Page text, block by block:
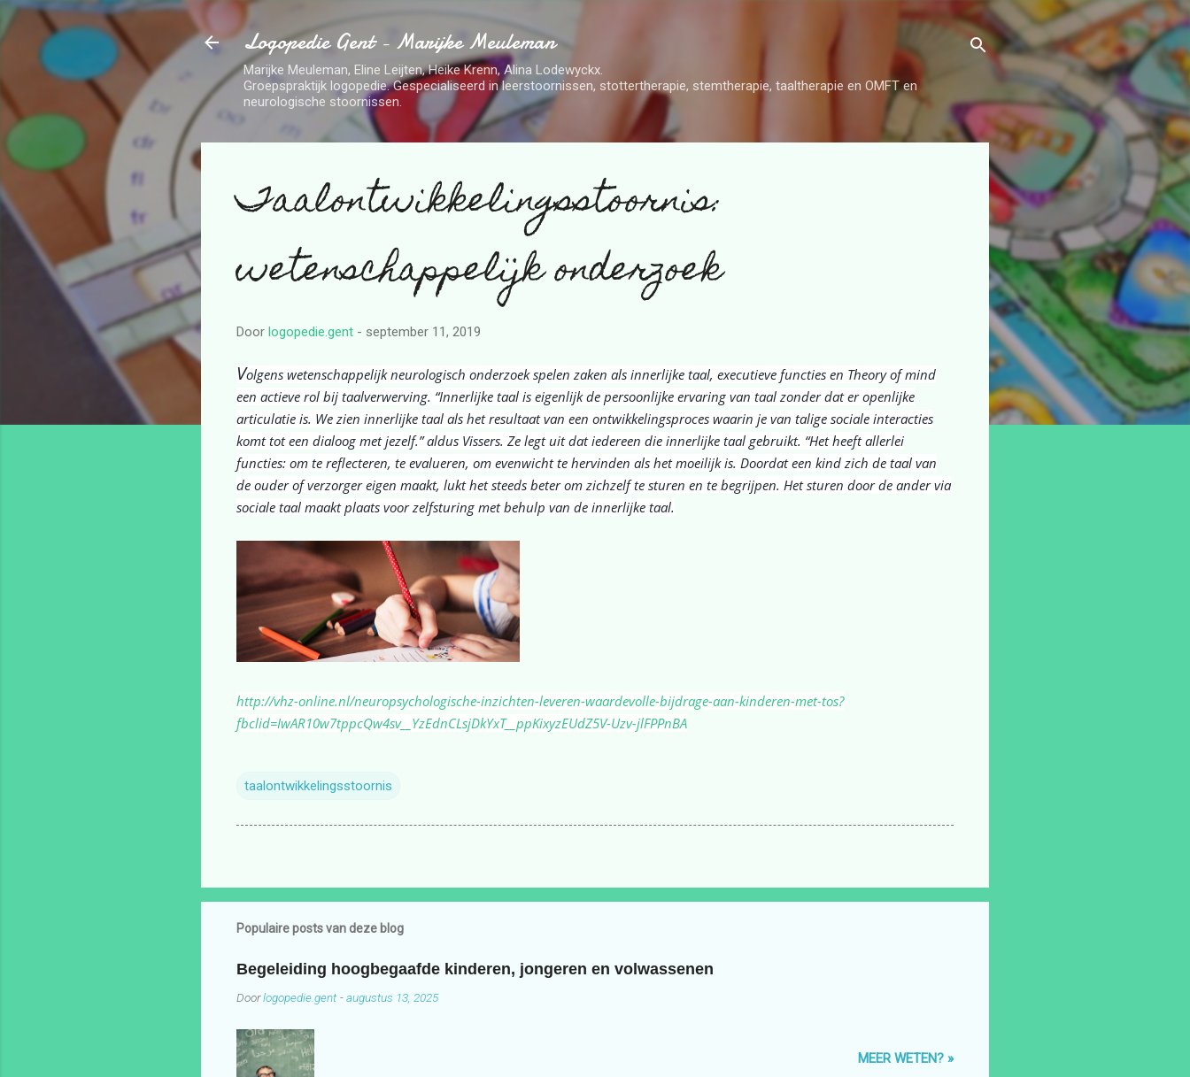
Logopedie Gent - Marijke Meuleman
Marijke Meuleman, Eline Leijten, Heike Krenn, Alina Lodewyckx.
Groepspraktijk logopedie. Gespecialiseerd in leerstoornissen, stottertherapie, stemtherapie, taaltherapie en OMFT en
neurologische stoornissen.
Taalontwikkelingsstoornis:
wetenschappelijk onderzoek
Door logopedie.gent - september 11, 2019
Volgens wetenschappelijk neurologisch onderzoek spelen zaken als innerlijke taal, executieve functies en Theory of mind
een actieve rol bij taalverwerving. “Innerlijke taal is eigenlijk de persoonlijke ervaring van taal zonder dat er openlijke
articulatie is. We zien innerlijke taal als het resultaat van een ontwikkelingsproces waarin je van talige sociale interacties
komt tot een dialoog met jezelf.” aldus Vissers. Ze legt uit dat iedereen die innerlijke taal gebruikt. “Het heeft allerlei
functies: om te reflecteren, te evalueren, om evenwicht te hervinden als het moeilijk is. Doordat een kind zich de taal van
de ouder of verzorger eigen maakt, lukt het steeds beter om zichzelf te sturen en te begrijpen. Het sturen door de ander via
sociale taal maakt plaats voor zelfsturing met behulp van de innerlijke taal.
http://vhz-online.nl/neuropsychologische-inzichten-leveren-waardevolle-bijdrage-aan-kinderen-met-tos?
fbclid=IwAR10w7tppcQw4sv__YzEdnCLsjDkYxT__ppKixyzEUdZ5V-Uzv-jlFPPnBA
taalontwikkelingsstoornis
Populaire posts van deze blog
Begeleiding hoogbegaafde kinderen, jongeren en volwassenen
Doorlogopedie.gent -augustus 13, 2025
MEER WETEN? »